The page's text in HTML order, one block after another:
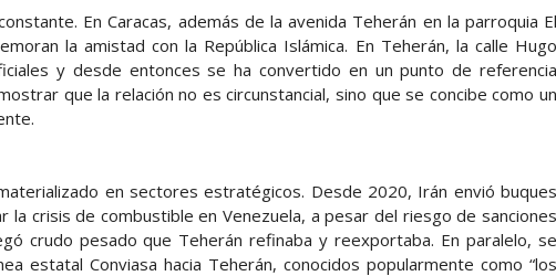
En Caracas, además de la avenida Teherán en la parroquia El
la amistad con la República Islámica. En Teherán, la calle Hugo
y desde entonces se ha convertido en un punto de referencia
que la relación no es circunstancial, sino que se concibe como un
en sectores estratégicos. Desde 2020, Irán envió buques
la crisis de combustible en Venezuela, a pesar del riesgo de sanciones
crudo pesado que Teherán refinaba y reexportaba. En paralelo, se
estatal Conviasa hacia Teherán, conocidos popularmente como “los